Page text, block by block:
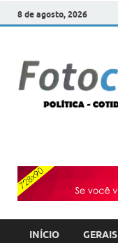
8 de agosto, 2026
INÍCIO GERAIS